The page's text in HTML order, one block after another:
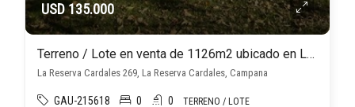
USD 135.000
Terreno / Lote en venta de 1126m2 ubicado en La Reserva Cardales
La Reserva Cardales 269, La Reserva Cardales, Campana
GAU-215618 0 0 TERRENO / LOTE